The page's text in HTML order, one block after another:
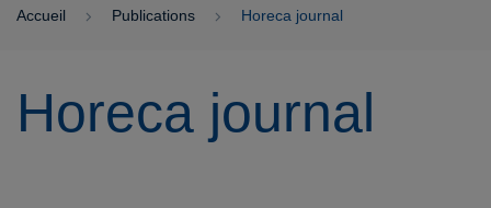
Accueil Publications Horeca journal
Horeca journal